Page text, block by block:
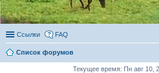
Ссылки FAQ
Список форумов
Текущее время: Пн авг 10,